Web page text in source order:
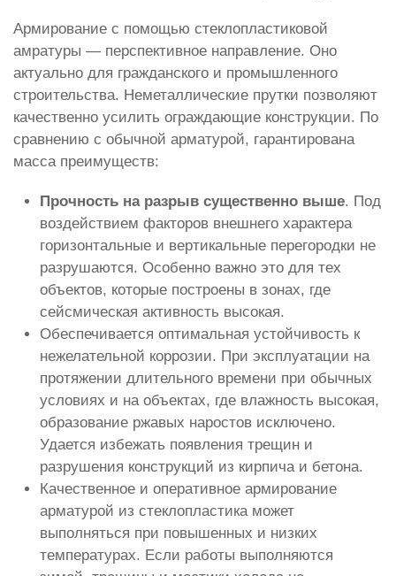
Армирование с помощью стеклопластиковой
амратуры — перспективное направление. Оно
актуально для гражданского и промышленного
строительства. Неметаллические прутки позволяют
качественно усилить ограждающие конструкции. По
сравнению с обычной арматурой, гарантирована
масса преимуществ:
Прочность на разрыв существенно выше. Под
воздействием факторов внешнего характера
горизонтальные и вертикальные перегородки не
разрушаются. Особенно важно это для тех
объектов, которые построены в зонах, где
сейсмическая активность высокая.
Обеспечивается оптимальная устойчивость к
нежелательной коррозии. При эксплуатации на
протяжении длительного времени при обычных
условиях и на объектах, где влажность высокая,
образование ржавых наростов исключено.
Удается избежать появления трещин и
разрушения конструкций из кирпича и бетона.
Качественное и оперативное армирование
арматурой из стеклопластика может
выполняться при повышенных и низких
температурах. Если работы выполняются